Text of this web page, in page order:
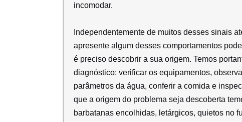
incomodar.
Independentemente de muitos desses sinais
apresente algum desses comportamentos
é preciso descobrir a sua origem. Temos
diagnóstico: verificar os equipamentos,
parâmetros da água, conferir a comida e
que a origem do problema seja descoberta
barbatanas encolhidas, letárgicos, quietos no